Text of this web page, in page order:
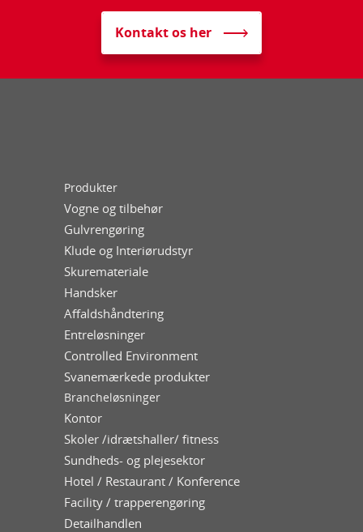
Kontakt os her
Produkter
Vogne og tilbehør
Gulvrengøring
Klude og Interiørudstyr
Skuremateriale
Handsker
Affaldshåndtering
Entreløsninger
Controlled Environment
Svanemærkede produkter
Brancheløsninger
Kontor
Skoler /idrætshaller/ fitness
Sundheds- og plejesektor
Hotel / Restaurant / Konference
Facility / trapperengøring
Detailhandlen